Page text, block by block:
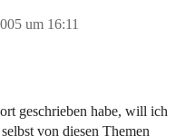
um 16:11
geschrieben habe, will ich
von diesen Themen